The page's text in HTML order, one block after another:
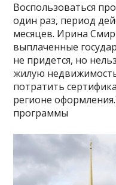
Воспользоваться
один раз, период
месяцев. Ирина
выплаченные
не придется, но
жилую
потратить
регионе
программы